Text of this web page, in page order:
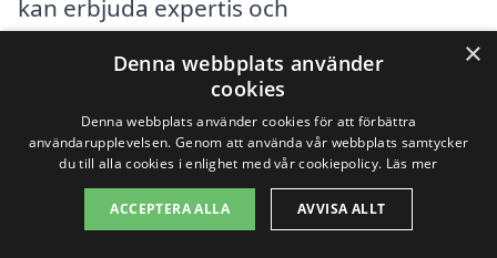
kan erbjuda expertis och
konkurrenskraftiga priser. Bergvärme är
en effektiv och miljövänlig
uppvärmningsmetod som använder sig
av jordens naturliga värme. Genom att
anlita ett professionellt företag kan du
×
Denna webbplats använder
cookies
Denna webbplats använder cookies för att förbättra
användarupplevelsen. Genom att använda vår webbplats samtycker
du till alla cookies i enlighet med vår cookiepolicy. Läs mer
ACCEPTERA ALLA AVVISA ALLT